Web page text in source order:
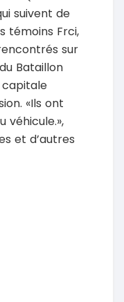
suivent de
témoins Frci,
sur
Bataillon
capitale
«Ils ont
véhicule.»,
et d’autres